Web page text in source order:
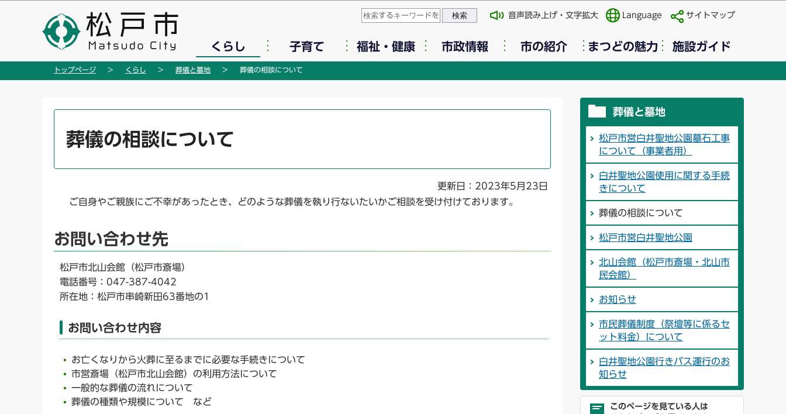
の
このページの本文へ移動
音声読み上げ・文字拡大 Language サイトマップ
くらし 子育て 福祉・健康 市政情報 市の紹介 まつどの魅力 施設ガイド
トップページ くらし 葬儀と墓地 葬儀の相談について
葬儀の相談について
更新日：2023年5月23日
ご自身やご親族にご不幸があったとき、どのような葬儀を執り行ないたいかご相談を受け付けております。
お問い合わせ先
松戸市北山会館（松戸市斎場）
電話番号：047-387-4042
所在地：松戸市串崎新田63番地の1
お問い合わせ内容
お亡くなりから火葬に至るまでに必要な手続きについて
市営斎場（松戸市北山会館）の利用方法について
一般的な葬儀の流れについて
葬儀の種類や規模について など
葬儀と墓地
松戸市営白井聖地公園墓石工事
について（事業者用）
白井聖地公園使用に関する手続
きについて
葬儀の相談について
松戸市営白井聖地公園
北山会館（松戸市斎場・北山市
民会館）
お知らせ
市民葬儀制度（祭壇等に係るセ
ット料金）について
白井聖地公園行きバス運行のお
知らせ
このページを見ている人は